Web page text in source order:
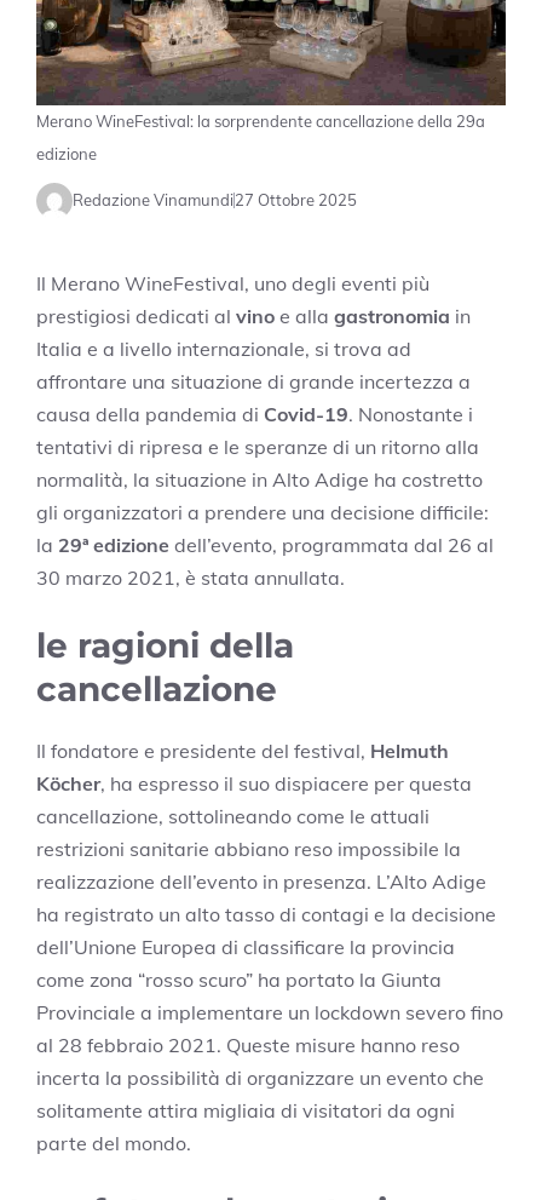
Merano WineFestival: la sorprendente cancellazione della 29a
edizione
Redazione Vinamundi27 Ottobre 2025
Il Merano WineFestival, uno degli eventi più
prestigiosi dedicati al vino e alla gastronomia in
Italia e a livello internazionale, si trova ad
affrontare una situazione di grande incertezza a
causa della pandemia di Covid-19. Nonostante i
tentativi di ripresa e le speranze di un ritorno alla
normalità, la situazione in Alto Adige ha costretto
gli organizzatori a prendere una decisione difficile:
la 29ª edizione dell’evento, programmata dal 26 al
30 marzo 2021, è stata annullata.
le ragioni della
cancellazione
Il fondatore e presidente del festival, Helmuth
Köcher, ha espresso il suo dispiacere per questa
cancellazione, sottolineando come le attuali
restrizioni sanitarie abbiano reso impossibile la
realizzazione dell’evento in presenza. L’Alto Adige
ha registrato un alto tasso di contagi e la decisione
dell’Unione Europea di classificare la provincia
come zona “rosso scuro” ha portato la Giunta
Provinciale a implementare un lockdown severo fino
al 28 febbraio 2021. Queste misure hanno reso
incerta la possibilità di organizzare un evento che
solitamente attira migliaia di visitatori da ogni
parte del mondo.